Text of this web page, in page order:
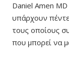
Daniel Amen
υπάρχουν
τους οποίους
που μπορεί να